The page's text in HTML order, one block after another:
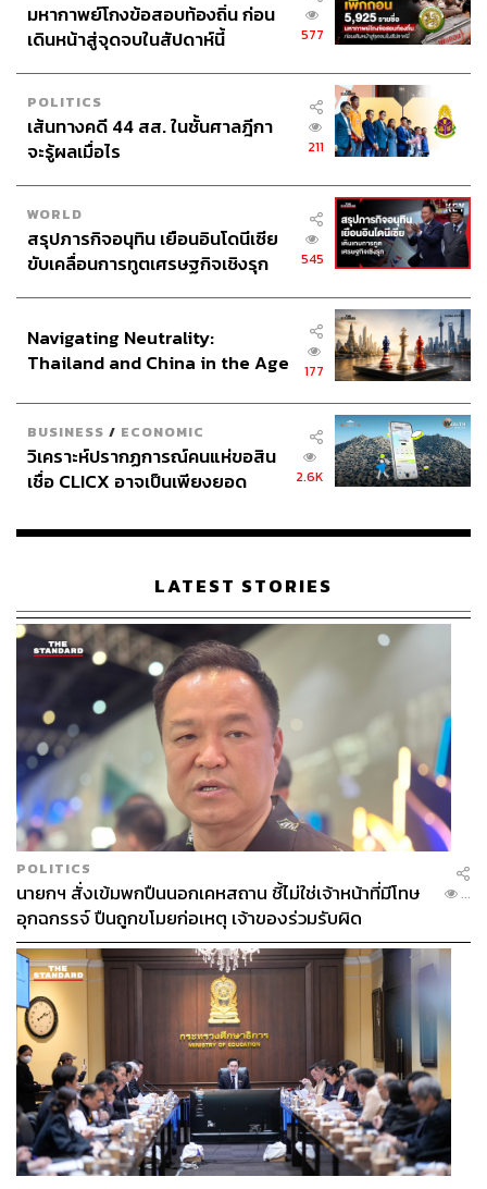
มหากาพย์โกงข้อสอบท้องถิ่น ก่อน
เดินหน้าสู่จุดจบในสัปดาห์นี้
577
POLITICS
เส้นทางคดี 44 สส. ในชั้นศาลฎีกา
จะรู้ผลเมื่อไร
211
WORLD
สรุปภารกิจอนุทิน เยือนอินโดนีเซีย
ขับเคลื่อนการทูตเศรษฐกิจเชิงรุก
545
Navigating Neutrality:
Thailand and China in the Age
177
BUSINESS / ECONOMIC
วิเคราะห์ปรากฏการณ์คนแห่ขอสิน
เชื่อ CLICX อาจเป็นเพียงยอด
เรือนไทยที่ถูกซุกไว้
2.6K
LATEST STORIES
POLITICS
นายกฯ สั่งเข้มพกปืนนอกเคหสถาน ชี้ไม่ใช่เจ้าหน้าที่มีโทษ
อุกฉกรรจ์ ปืนถูกขโมยก่อเหตุ เจ้าของร่วมรับผิด
...